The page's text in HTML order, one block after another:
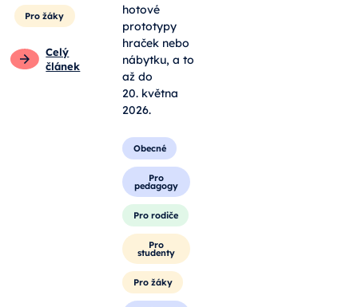
Pro rodiče
Pro žáky
výtvarné
práce, tak
hotové
prototypy
hraček nebo
nábytku, a to
až do
2026.
Obecné
Pro
pedagogy
Pro rodiče
Pro
studenty